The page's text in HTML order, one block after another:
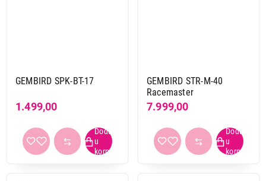
GEMBIRD SPK-BT-17
1.499,00
GEMBIRD STR-M-40
Racemaster
7.999,00